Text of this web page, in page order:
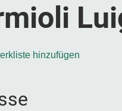
hinzufügen